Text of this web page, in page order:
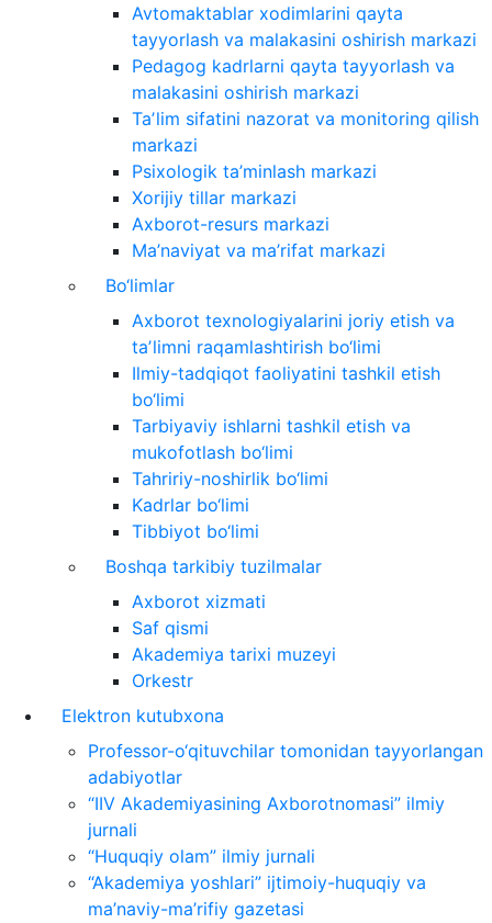
Avtomaktablar xodimlarini qayta
tayyorlash va malakasini oshirish markazi
Pedagog kadrlarni qayta tayyorlash va
malakasini oshirish markazi
Taʼlim sifatini nazorat va monitoring qilish
markazi
Psixologik ta’minlash markazi
Xorijiy tillar markazi
Axborot-resurs markazi
Ma’naviyat va ma’rifat markazi
Bo‘limlar
Axborot texnologiyalarini joriy etish va
taʼlimni raqamlashtirish bo‘limi
Ilmiy-tadqiqot faoliyatini tashkil etish
bo‘limi
Tarbiyaviy ishlarni tashkil etish va
mukofotlash bo‘limi
Tahririy-noshirlik bo‘limi
Kadrlar bo‘limi
Tibbiyot bo‘limi
Boshqa tarkibiy tuzilmalar
Axborot xizmati
Saf qismi
Akademiya tarixi muzeyi
Orkestr
Elektron kutubxona
Professor-o‘qituvchilar tomonidan tayyorlangan
adabiyotlar
“IIV Akademiyasining Axborotnomasi” ilmiy
jurnali
“Huquqiy olam” ilmiy jurnali
“Akademiya yoshlari” ijtimoiy-huquqiy va
ma’naviy-ma’rifiy gazetasi